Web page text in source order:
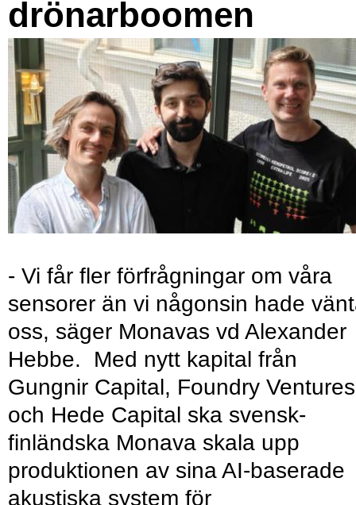
drönarboomen
- Vi får fler förfrågningar om våra
sensorer än vi någonsin hade
oss, säger Monavas vd Alexander
Hebbe. Med nytt kapital från
Gungnir Capital, Foundry Ventures
och Hede Capital ska svensk-
finländska Monava skala upp
produktionen av sina AI-baserade
akustiska system för